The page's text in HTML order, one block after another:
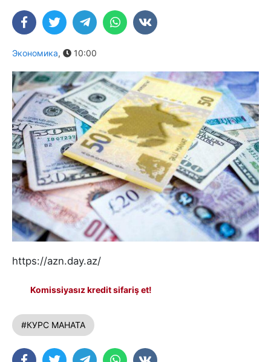
Экономика, 10:00
https://azn.day.az/
Komissiyasız kredit sifariş et!
#КУРС МАНАТА